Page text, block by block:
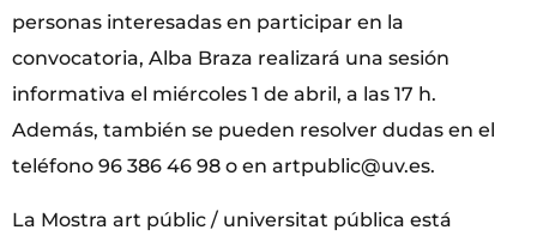
personas interesadas en participar en la
convocatoria, Alba Braza realizará una sesión
informativa el miércoles 1 de abril, a las 17 h.
Además, también se pueden resolver dudas en el
teléfono 96 386 46 98 o en artpublic@uv.es.
La Mostra art públic / universitat pública está